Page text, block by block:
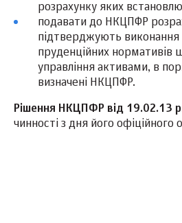
розрахунку яких
подавати до НКЦПФР
підтверджують виконання
пруденційних нормативів
управління активами, в
визначені НКЦПФР.
Рішення НКЦПФР від 19.02.13
чинності з дня його офіційного